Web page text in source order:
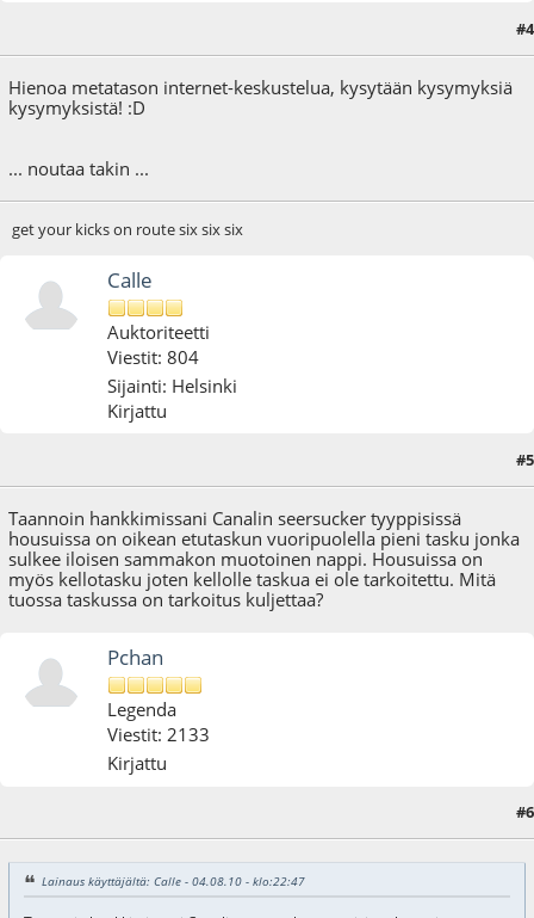
#4
Hienoa metatason internet-keskustelua, kysytään kysymyksiä
kysymyksistä! :D
... noutaa takin ...
get your kicks on route six six six
Calle
Auktoriteetti
Viestit: 804
Sijainti: Helsinki
Kirjattu
#5
Taannoin hankkimissani Canalin seersucker tyyppisissä
housuissa on oikean etutaskun vuoripuolella pieni tasku jonka
sulkee iloisen sammakon muotoinen nappi. Housuissa on
myös kellotasku joten kellolle taskua ei ole tarkoitettu. Mitä
tuossa taskussa on tarkoitus kuljettaa?
Pchan
Legenda
Viestit: 2133
Kirjattu
#6
Lainaus käyttäjältä: Calle - 04.08.10 - klo:22:47